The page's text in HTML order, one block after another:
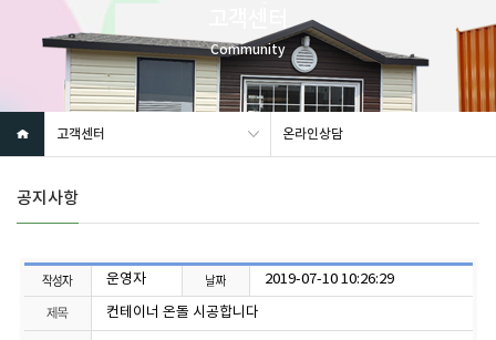
Community
고객센터 온라인상담
공지사항
운영자
2019-07-10 10:26:29
컨테이너 온돌 시공합니다